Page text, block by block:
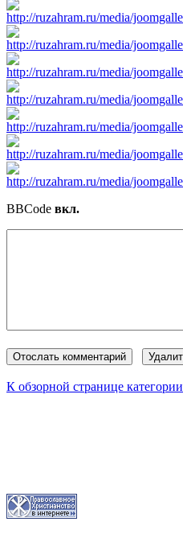
BBCode вкл.
К обзорной странице категории